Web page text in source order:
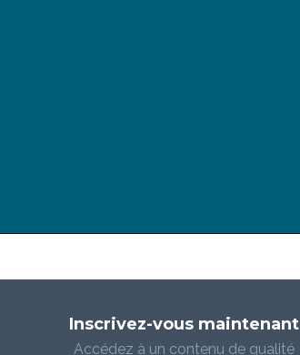
Inscrivez-vous maintenant
Accédez à un contenu de qualité